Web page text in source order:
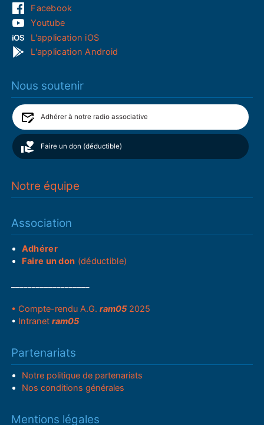
Facebook
Youtube
L'application iOS
L'application Android
Nous soutenir
Adhérer à notre radio associative
Faire un don (déductible)
Notre équipe
Association
Adhérer
Faire un don (déductible)
• Compte-rendu A.G.ram05 2025
• Intranetram05
Partenariats
Notre politique de partenariats
Nos conditions générales
Mentions légales